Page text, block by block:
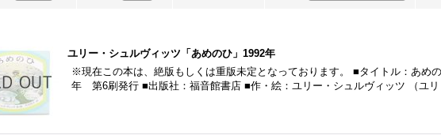
ユリー・シュルヴィッツ「あめのひ」1992年
※現在この本は、絶版もしくは重版未定となっております。 ■タイトル：あめ
年 第6刷発行 ■出版社：福音館書店 ■作・絵：ユリー・シュルヴィッツ （ユ